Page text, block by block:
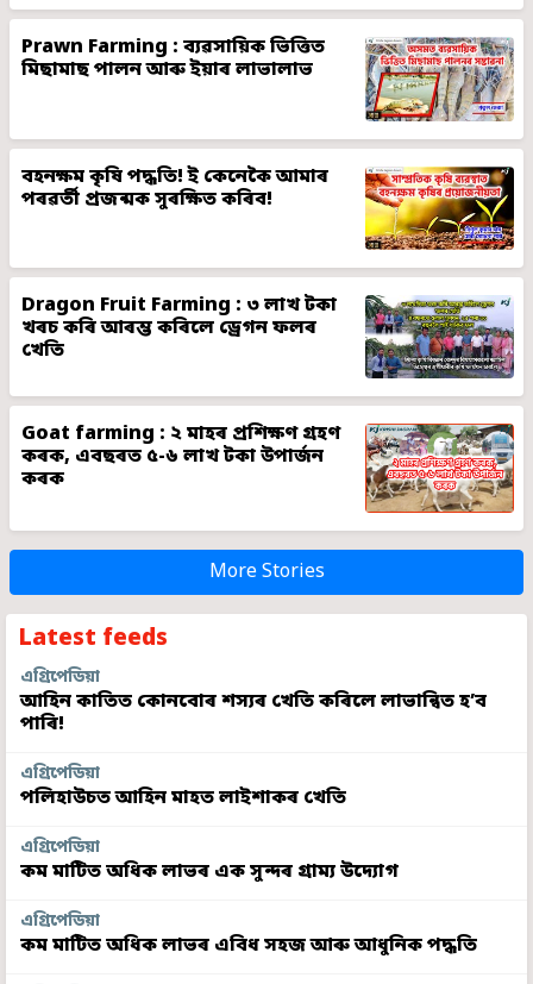
Prawn Farming : ব্যৱসায়িক ভিত্তিত
মিছামাছ পালন আৰু ইয়াৰ লাভালাভ
বহনক্ষম কৃষি পদ্ধতি! ই কেনেকৈ আমাৰ
পৰৱৰ্তী প্ৰজন্মক সুৰক্ষিত কৰিব!
Dragon Fruit Farming : ৩ লাখ টকা
খৰচ কৰি আৰম্ভ কৰিলে ড্ৰেগন ফলৰ
খেতি
Goat farming : ২ মাহৰ প্ৰশিক্ষণ গ্ৰহণ
কৰক, এবছৰত ৫-৬ লাখ টকা উপাৰ্জন
কৰক
More Stories
Latest feeds
এগ্ৰিপেডিয়া
আহিন কাতিত কোনবোৰ শস্যৰ খেতি কৰিলে লাভান্বিত হ’ব
পাৰি!
এগ্ৰিপেডিয়া
পলিহাউচত আহিন মাহত লাইশাকৰ খেতি
এগ্ৰিপেডিয়া
কম মাটিত অধিক লাভৰ এক সুন্দৰ গ্ৰাম্য উদ্যোগ
এগ্ৰিপেডিয়া
কম মাটিত অধিক লাভৰ এবিধ সহজ আৰু আধুনিক পদ্ধতি